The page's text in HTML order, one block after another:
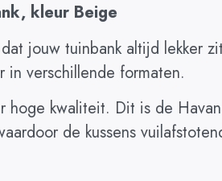
kleur Beige
jouw tuinbank altijd lekker
in verschillende formaten.
hoge kwaliteit. Dit is de
de kussens